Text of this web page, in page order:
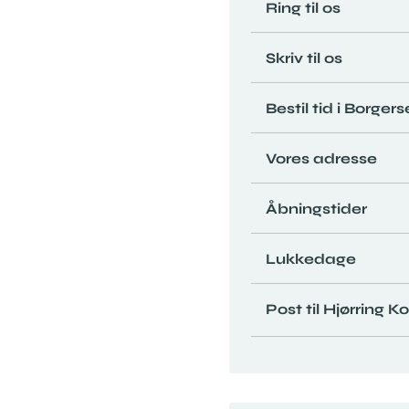
Ring til os
Skriv til os
Bestil tid i
Vores adresse
Åbningstider
Lukkedage
Post til Hjørring